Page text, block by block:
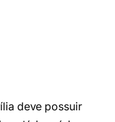
deve possuir